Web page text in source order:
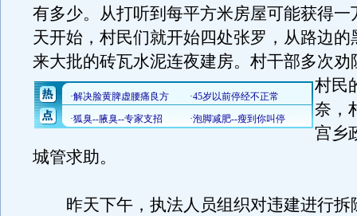
有多少。从打听到每平方米房屋可能获得一
天开始，村民们就开始四处张罗，从路边的
来大批的砖瓦水泥连夜建房。 村干部多次劝
村民
奈，
宫乡
城管求助。
昨天下午，执法人员组织对违建进行拆